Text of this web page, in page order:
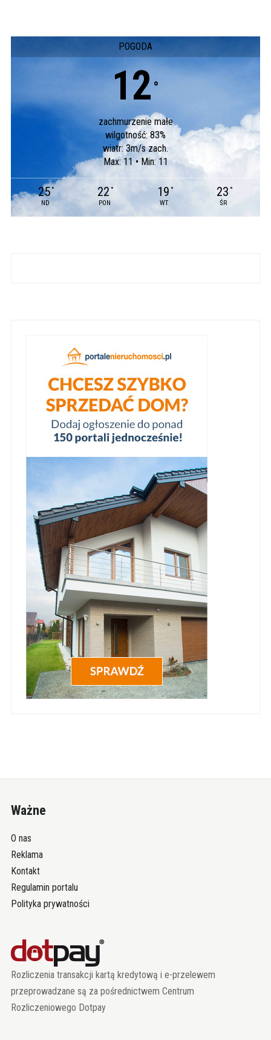
POGODA
12 °
zachmurzenie małe
wilgotność: 83%
wiatr: 3m/s zach.
Max: 11 • Min: 11
25 °
ND
22 °
PON
19 °
WT
23 °
ŚR
Ważne
O nas
Reklama
Kontakt
Regulamin portalu
Polityka prywatności
Rozliczenia transakcji kartą kredytową i e-przelewem
przeprowadzane są za pośrednictwem Centrum
Rozliczeniowego Dotpay